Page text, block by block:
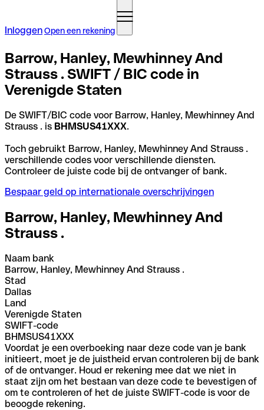
InloggenOpen een rekening
Barrow, Hanley, Mewhinney And
Strauss . SWIFT / BIC code in
Verenigde Staten
De SWIFT/BIC code voor Barrow, Hanley, Mewhinney And
Strauss . is BHMSUS41XXX.
Toch gebruikt Barrow, Hanley, Mewhinney And Strauss .
verschillende codes voor verschillende diensten.
Controleer de juiste code bij de ontvanger of bank.
Bespaar geld op internationale overschrijvingen
Barrow, Hanley, Mewhinney And
Strauss .
Naam bank
Barrow, Hanley, Mewhinney And Strauss .
Stad
Dallas
Land
Verenigde Staten
SWIFT-code
BHMSUS41XXX
Voordat je een overboeking naar deze code van je bank
initieert, moet je de juistheid ervan controleren bij de bank
of de ontvanger. Houd er rekening mee dat we niet in
staat zijn om het bestaan van deze code te bevestigen of
om te controleren of het de juiste SWIFT-code is voor de
beoogde rekening.